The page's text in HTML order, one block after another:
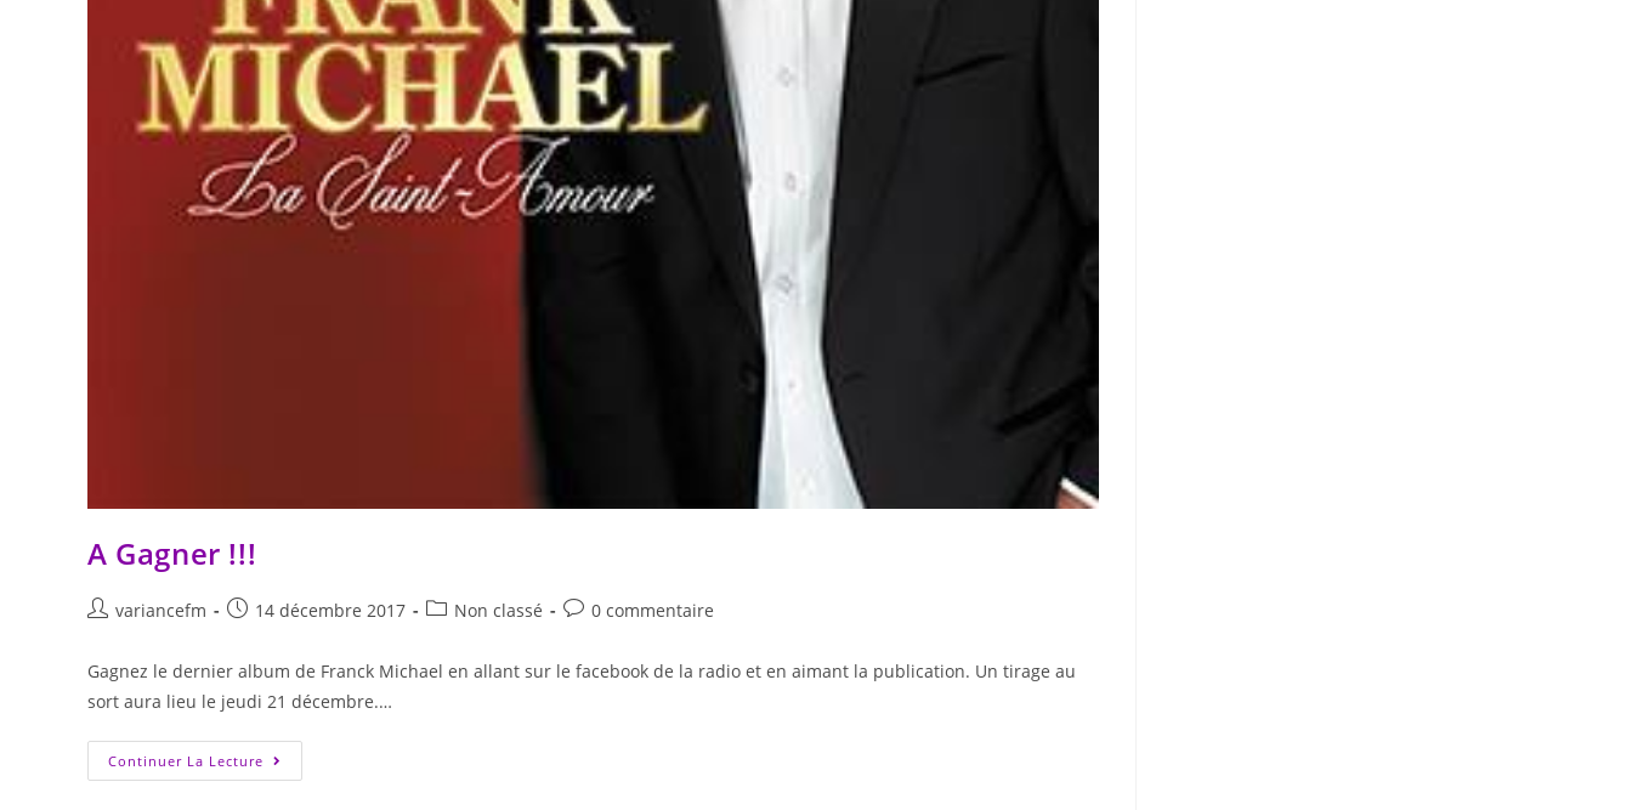
A Gagner !!!
variancefm 14 décembre 2017 Non classé 0 commentaire
Gagnez le dernier album de Franck Michael en allant sur le facebook de la radio et en aimant la publication. Un tirage au
sort aura lieu le jeudi 21 décembre.…
Continuer La Lecture